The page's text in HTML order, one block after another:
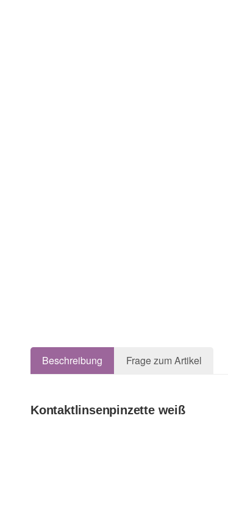
Beschreibung Frage zum Artikel
Kontaktlinsenpinzette weiß